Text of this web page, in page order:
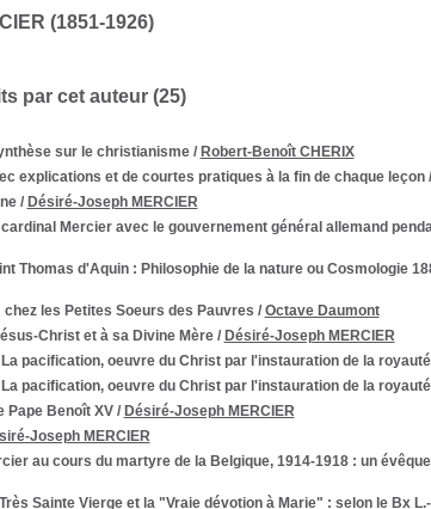
(1851-1926)
par cet auteur (25)
sur le christianisme/ Robert-Benoît CHERIX
explications et de courtes pratiques à la fin de chaque leçon/
/ Désiré-Joseph MERCIER
Mercier avec le gouvernement général allemand
Thomas d'Aquin: Philosophie de la nature ou Cosmologie
les Petites Soeurs des Pauvres / Octave Daumont
Christ et à sa Divine Mère/ Désiré-Joseph MERCIER
La pacification, oeuvre du Christ par l'instauration de la
La pacification, oeuvre du Christ par l'instauration de la
Pape Benoît XV/ Désiré-Joseph MERCIER
Joseph MERCIER
au cours du martyre de la Belgique, 1914-1918: un
Sainte Vierge et la "Vraie dévotion à Marie" : selon le Bx